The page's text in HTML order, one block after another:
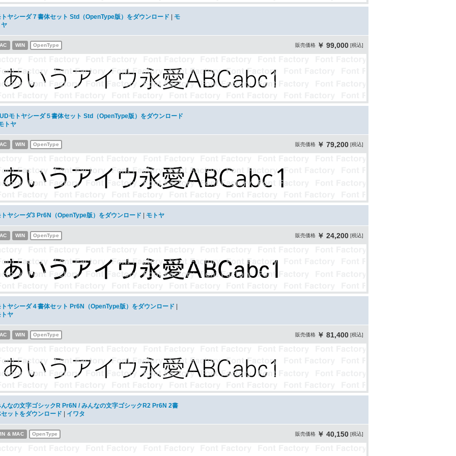
トヤシーダ７書体セット Std（OpenType版）をダウンロード
モ
ヤ
販売価格 ￥ 99,000 [税込]
WIN OpenType
モトヤシーダ５書体セット Std（OpenType版）をダウンロード
トヤ
販売価格 ￥ 79,200 [税込]
WIN OpenType
トヤシーダ3 Pr6N（OpenType版）をダウンロード モトヤ
販売価格 ￥ 24,200 [税込]
WIN OpenType
トヤシーダ４書体セット Pr6N（OpenType版）をダウンロード
トヤ
販売価格 ￥ 81,400 [税込]
WIN OpenType
なの文字ゴシックR Pr6N / みんなの文字ゴシックR2 Pr6N 2書
ットをダウンロード
イワタ
販売価格 ￥ 40,150 [税込]
& MAC OpenType